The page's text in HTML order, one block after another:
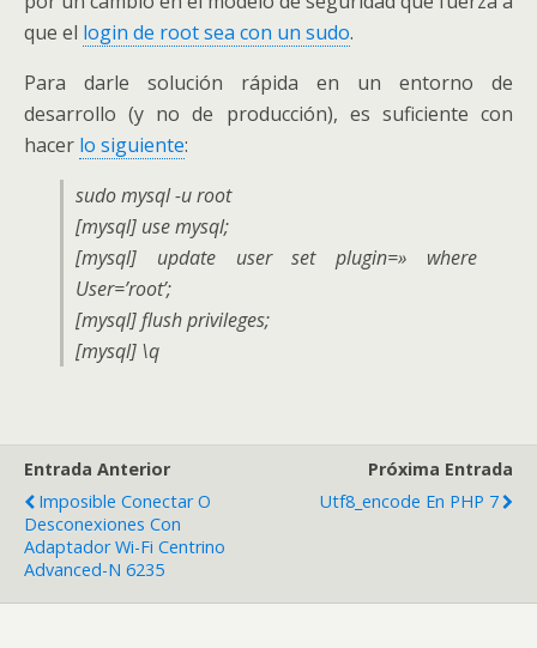
que el login de root sea con un sudo.
Para darle solución rápida en un entorno de
desarrollo (y no de producción), es suficiente con
hacer lo siguiente:
sudo mysql -u root
[mysql] use mysql;
[mysql] update user set plugin=» where
User=’root’;
[mysql] flush privileges;
[mysql] \q
Entrada Anterior
Imposible Conectar O
Desconexiones Con
Adaptador Wi-Fi Centrino
Advanced-N 6235
Próxima Entrada
Utf8_encode En PHP 7